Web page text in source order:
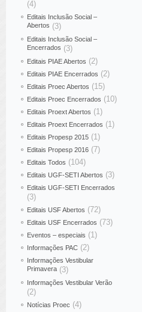
(4)
Editais Inclusão Social –
Abertos (3)
Editais Inclusão Social –
Encerrados (3)
Editais PIAE Abertos (2)
Editais PIAE Encerrados (2)
Editais Proec Abertos (15)
Editais Proec Encerrados (10)
Editais Proext Abertos (1)
Editais Proext Encerrados (1)
Editais Propesp 2015 (1)
Editais Propesp 2016 (7)
Editais Todos (104)
Editais UGF-SETI Abertos (3)
Editais UGF-SETI Encerrados
(3)
Editais USF Abertos (72)
Editais USF Encerrados (73)
Eventos – especiais (1)
Informações PAC (2)
Informações Vestibular
Primavera (3)
Informações Vestibular Verão
(2)
Notícias Proec (4)